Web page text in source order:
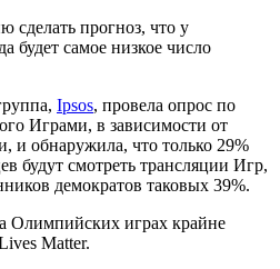
сделать прогноз, что у
будет самое низкое число
Ipsos, провела опрос по
Играми, в зависимости от
и обнаружила, что только 29%
будут смотреть трансляции Игр,
демократов таковых 39%.
Олимпийских играх крайне
Matter.